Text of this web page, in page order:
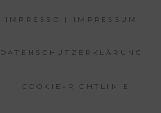
IMPRESSO | IMPRESSUM
DATENSCHUTZERKLÄRUNG
COOKIE-RICHTLINIE